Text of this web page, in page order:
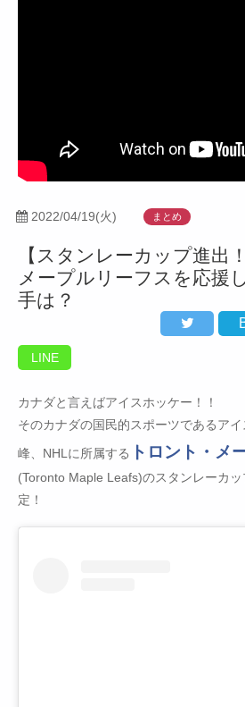
2022/04/19(火) まとめ
【スタンレーカップ進出
メープルリーフスを応援
手は？
LINE
カナダと言えばアイスホッケー！！
そのカナダの国民的スポーツであるア
峰、NHLに所属する トロント・メ
(Toronto Maple Leafs)のスタンレーカ
定！